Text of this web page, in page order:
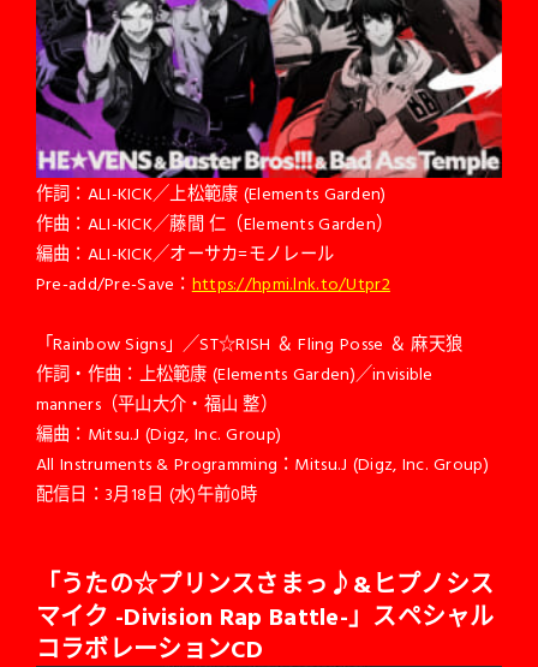
作詞：ALI-KICK／上松範康 (Elements Garden)
作曲：ALI-KICK／藤間 仁（Elements Garden）
編曲：ALI-KICK／オーサカ=モノレール
Pre-add/Pre-Save： https://hpmi.lnk.to/Utpr2
「Rainbow Signs」／ST☆RISH ＆ Fling Posse ＆ 麻天狼
作詞・作曲：上松範康 (Elements Garden)／invisible
manners（平山大介・福山 整）
編曲：Mitsu.J (Digz, Inc. Group)
All Instruments & Programming：Mitsu.J (Digz, Inc. Group)
配信日：3月18日 (水)午前0時
「うたの☆プリンスさまっ♪&ヒプノシス
マイク -Division Rap Battle-」スペシャル
コラボレーションCD